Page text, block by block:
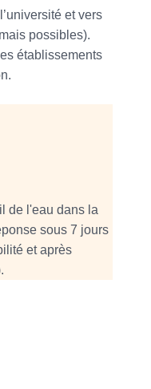
et vers
possibles).
établissements
de l'eau dans la
sous 7 jours
et après